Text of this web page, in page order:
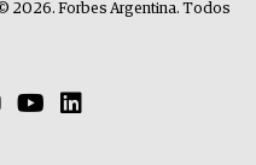
2026. Forbes Argentina. Todos